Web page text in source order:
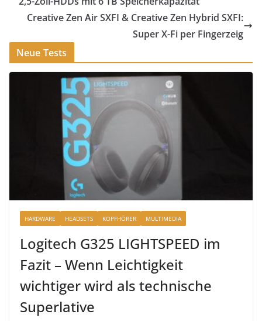
Creative Zen Air SXFI & Creative Zen Hybrid SXFI:
Super X-Fi per Fingerzeig
Neue Tests
HARDWARE HEADSETS KOPFHÖRER MULTIMEDIA
Logitech G325 LIGHTSPEED im
Fazit – Wenn Leichtigkeit
wichtiger wird als technische
Superlative